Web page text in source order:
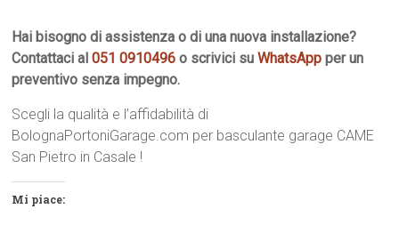
Hai bisogno di assistenza o di una nuova installazione?
Contattaci al051 0910496 o scrivici suWhatsApp per un
preventivo senza impegno.
Scegli la qualità e l’affidabilità di
BolognaPortoniGarage.com per basculante garage CAME
San Pietro in Casale !
Mi piace: